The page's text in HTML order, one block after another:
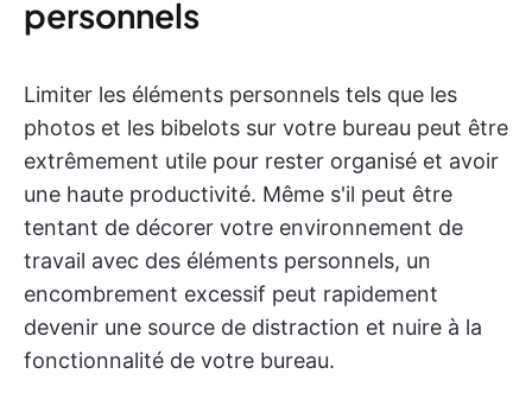
personnels
Limiter les éléments personnels tels que les
photos et les bibelots sur votre bureau peut être
extrêmement utile pour rester organisé et avoir
une haute productivité. Même s'il peut être
tentant de décorer votre environnement de
travail avec des éléments personnels, un
encombrement excessif peut rapidement
devenir une source de distraction et nuire à la
fonctionnalité de votre bureau.